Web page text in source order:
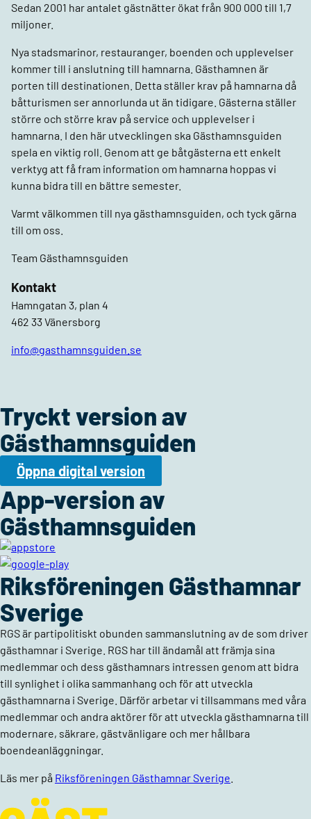
Sedan 2001 har antalet gästnätter ökat från 900 000 till 1,7
miljoner.
Nya stadsmarinor, restauranger, boenden och upplevelser
kommer till i anslutning till hamnarna. Gästhamnen är
porten till destinationen. Detta ställer krav på hamnarna då
båtturismen ser annorlunda ut än tidigare. Gästerna ställer
större och större krav på service och upplevelser i
hamnarna. I den här utvecklingen ska Gästhamnsguiden
spela en viktig roll. Genom att ge båtgästerna ett enkelt
verktyg att få fram information om hamnarna hoppas vi
kunna bidra till en bättre semester.
Varmt välkommen till nya gästhamnsguiden, och tyck gärna
till om oss.
Team Gästhamnsguiden
Kontakt
Hamngatan 3, plan 4
462 33 Vänersborg
info@gasthamnsguiden.se
Tryckt version av
Gästhamnsguiden
Öppna digital version
App-version av
Gästhamnsguiden
Riksföreningen Gästhamnar
Sverige
RGS är partipolitiskt obunden sammanslutning av de som driver
gästhamnar i Sverige. RGS har till ändamål att främja sina
medlemmar och dess gästhamnars intressen genom att bidra
till synlighet i olika sammanhang och för att utveckla
gästhamnarna i Sverige. Därför arbetar vi tillsammans med våra
medlemmar och andra aktörer för att utveckla gästhamnarna till
modernare, säkrare, gästvänligare och mer hållbara
boendeanläggningar.
Läs mer på Riksföreningen Gästhamnar Sverige